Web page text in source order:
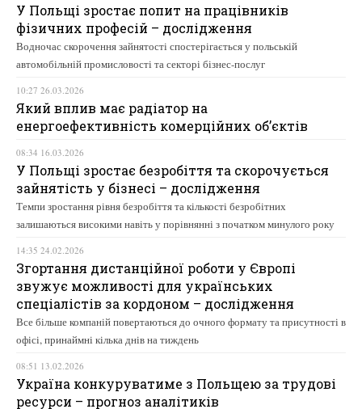
У Польщі зростає попит на працівників
фізичних професій – дослідження
Водночас скорочення зайнятості спостерігається у польській
автомобільній промисловості та секторі бізнес-послуг
10:27 26.03.2026
Який вплив має радіатор на
енергоефективність комерційних об’єктів
08:34 16.03.2026
У Польщі зростає безробіття та скорочується
зайнятість у бізнесі – дослідження
Темпи зростання рівня безробіття та кількості безробітних
залишаються високими навіть у порівнянні з початком минулого року
14:35 24.02.2026
Згортання дистанційної роботи у Європі
звужує можливості для українських
спеціалістів за кордоном – дослідження
Все більше компаній повертаються до очного формату та присутності в
офісі, принаймні кілька днів на тиждень
08:51 13.02.2026
Україна конкуруватиме з Польщею за трудові
ресурси – прогноз аналітиків